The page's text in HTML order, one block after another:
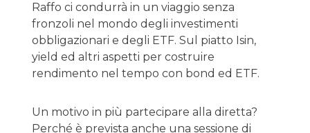
Raffo ci condurrà in un viaggio senza
fronzoli nel mondo degli investimenti
obbligazionari e degli ETF. Sul piatto Isin,
yield ed altri aspetti per costruire
rendimento nel tempo con bond ed ETF.
Un motivo in più partecipare alla diretta?
Perché è prevista anche una sessione di